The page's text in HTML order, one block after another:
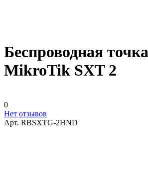
Беспроводная
MikroTik SXT 2
0
Нет отзывов
Арт. RBSXTG-2HND